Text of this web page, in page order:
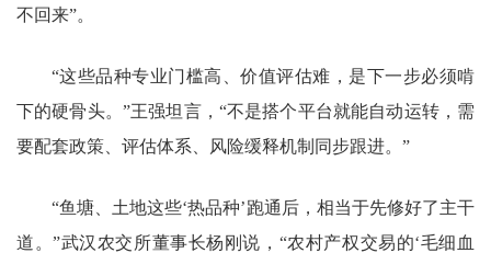
不回来”。
“这些品种专业门槛高、价值评估难，是下一步必须啃
下的硬骨头。”王强坦言，“不是搭个平台就能自动运转，需
要配套政策、评估体系、风险缓释机制同步跟进。”
“鱼塘、土地这些‘热品种’跑通后，相当于先修好了主干
道。”武汉农交所董事长杨刚说，“农村产权交易的‘毛细血